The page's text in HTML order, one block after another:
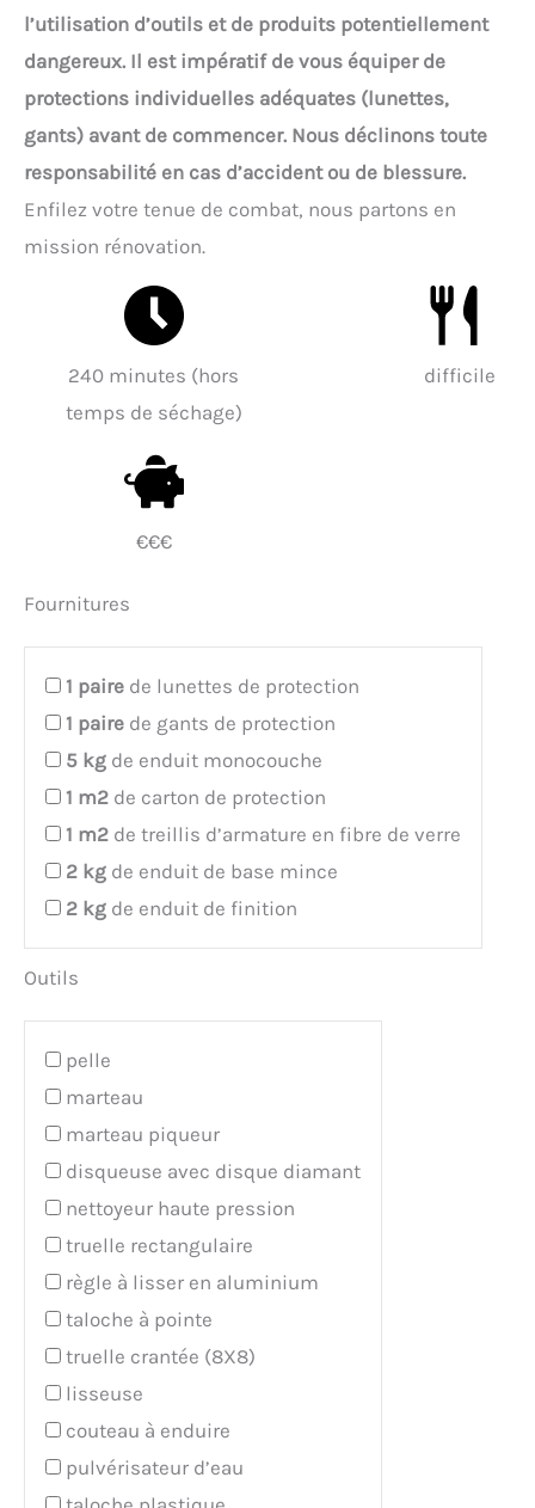
l’utilisation d’outils et de produits potentiellement
dangereux. Il est impératif de vous équiper de
protections individuelles adéquates (lunettes,
gants) avant de commencer. Nous déclinons toute
responsabilité en cas d’accident ou de blessure.
Enfilez votre tenue de combat, nous partons en
mission rénovation.
240 minutes (hors
temps de séchage)
difficile
€€€
Fournitures
1 paire de lunettes de protection
1 paire de gants de protection
5 kg de enduit monocouche
1 m2 de carton de protection
1 m2 de treillis d’armature en fibre de verre
2 kg de enduit de base mince
2 kg de enduit de finition
Outils
pelle
marteau
marteau piqueur
disqueuse avec disque diamant
nettoyeur haute pression
truelle rectangulaire
règle à lisser en aluminium
taloche à pointe
truelle crantée (8X8)
lisseuse
couteau à enduire
pulvérisateur d’eau